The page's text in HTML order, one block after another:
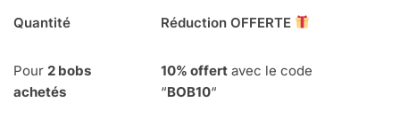
Quantité Réduction OFFERTE
Pour 2 bobs
achetés
10% offert avec le code
“BOB10“